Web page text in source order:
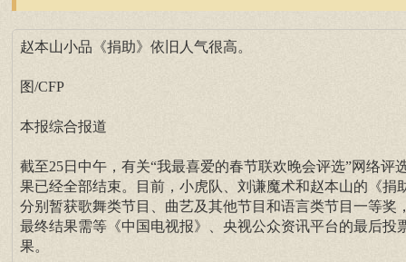
赵本山小品《捐助》依旧人气很高。
图/CFP
本报综合报道
截至25日中午，有关“我最喜爱的春节联欢晚会评选”网络评
果已经全部结束。目前，小虎队、刘谦魔术和赵本山的《捐
分别暂获歌舞类节目、曲艺及其他节目和语言类节目一等奖
最终结果需等《中国电视报》、央视公众资讯平台的最后投
果。